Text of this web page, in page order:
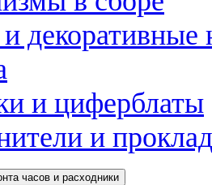
декоративные
и циферблаты
и
часов и расходники